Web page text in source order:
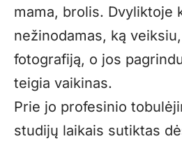
mama, brolis. Dvyliktoje
nežinodamas, ką
fotografiją, o jos
teigia vaikinas.
Prie jo profesinio
studijų laikais sutiktas